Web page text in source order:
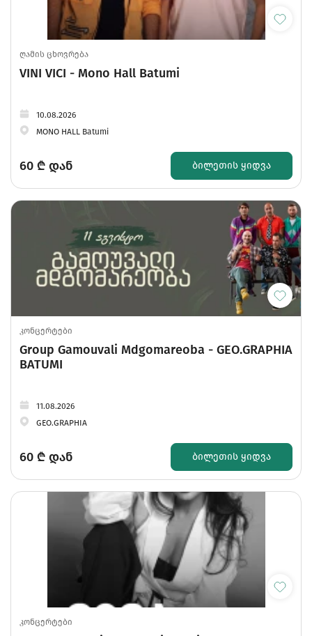
ღამის ცხოვრება
VINI VICI - Mono Hall Batumi
10.08.2026
MONO HALL Batumi
60 ₾ დან ᲑᲘᲚᲔᲗᲘᲡ ᲧᲘᲓᲕᲐ
კონცერტები
Group Gamouvali Mdgomareoba - GEO.GRAPHIA
BATUMI
11.08.2026
GEO.GRAPHIA
60 ₾ დან ᲑᲘᲚᲔᲗᲘᲡ ᲧᲘᲓᲕᲐ
კონცერტები